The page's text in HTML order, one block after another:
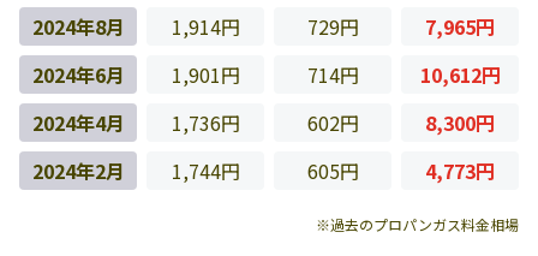
2024年8月
1,914円 729円
7,965円
2024年6月
1,901円 714円
10,612円
2024年4月
1,736円 602円
8,300円
2024年2月
1,744円 605円 4,773円
※過去のプロパンガス料金相場